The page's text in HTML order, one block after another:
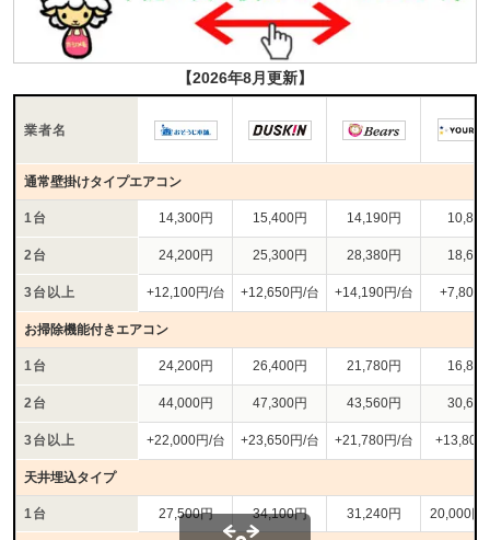
【2026年8月更新】
業者名
通常壁掛けタイプエアコン
1台 14,300円 15,400円 14,190円
2台 24,200円 25,300円 28,380円
3台以上 +12,100円/台 +12,650円/台 +14,190円/台 +7,800
お掃除機能付きエアコン
1台 24,200円 26,400円 21,780円
2台 44,000円 47,300円 43,560円
3台以上 +22,000円/台 +23,650円/台 +21,780円/台 +13,800
天井埋込タイプ
1台 27,500円 34,100円 31,240円 20,000円